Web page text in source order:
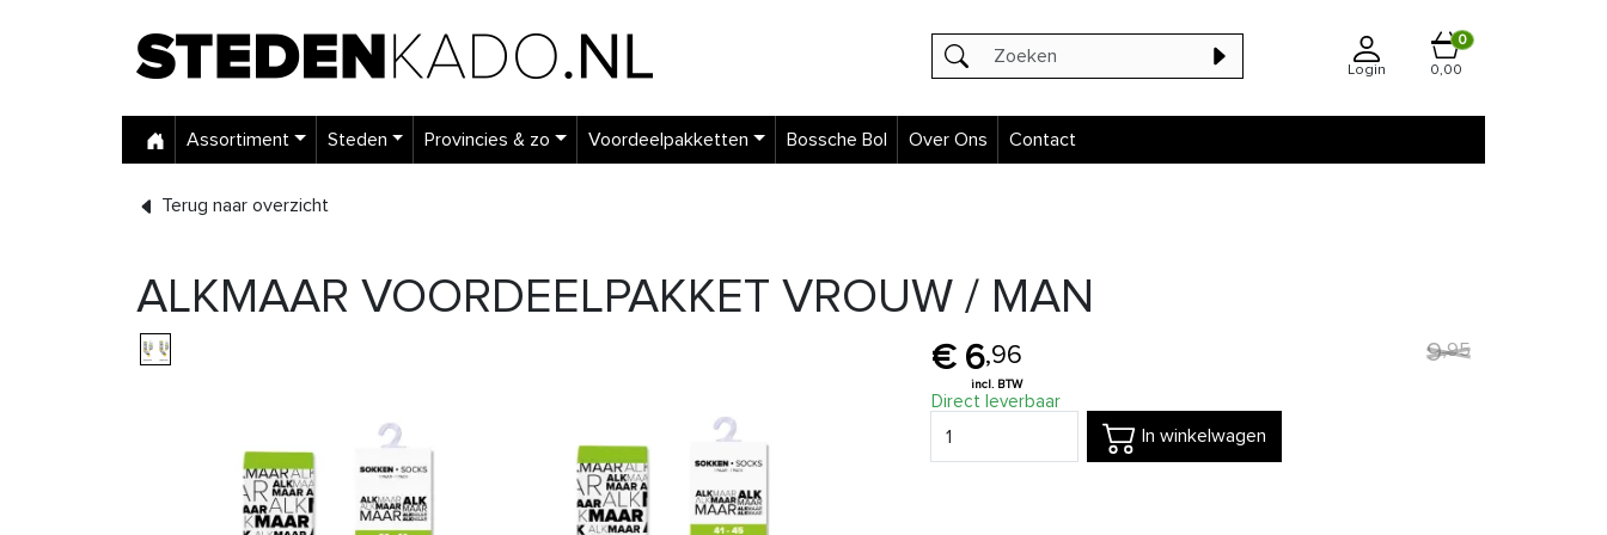
Login
0
0,00
Assortiment Steden Provincies & zo Voordeelpakketten Bossche Bol Over Ons Contact
Terug naar overzicht
ALKMAAR VOORDEELPAKKET VROUW / MAN
6,96 9,95
Direct leverbaar
In winkelwagen